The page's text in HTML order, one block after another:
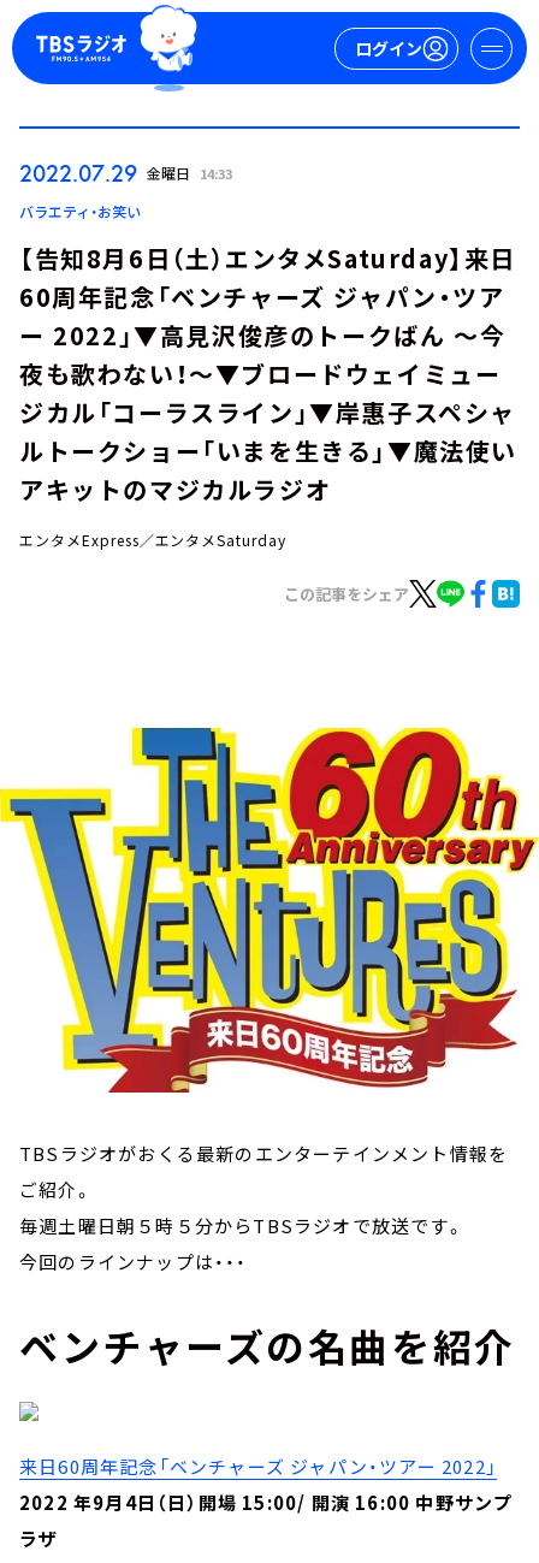
ログイン
ログイン
今日の番組表
週間番組表
トピックス
お知らせ
2022.07.29 金曜日 14:33
バラエティ・お笑い
【告知8月6日（土）エンタメSaturday】来日
60周年記念「ベンチャーズ ジャパン・ツア
ー 2022」▼高見沢俊彦のトークばん ～今
夜も歌わない！～▼ブロードウェイミュー
ジカル「コーラスライン」▼岸惠子スペシャ
ルトークショー「いまを生きる」▼魔法使い
アキットのマジカルラジオ
エンタメExpress／エンタメSaturday
この記事をシェア
TBSラジオがおくる最新のエンターテインメント情報を
ご紹介。
毎週土曜日朝５時５分からTBSラジオで放送です。
今回のラインナップは・・・
ベンチャーズの名曲を紹介
来日60周年記念「ベンチャーズ ジャパン・ツアー 2022」
2022 年9月4日（日）開場 15:00/ 開演 16:00 中野サンプ
ラザ